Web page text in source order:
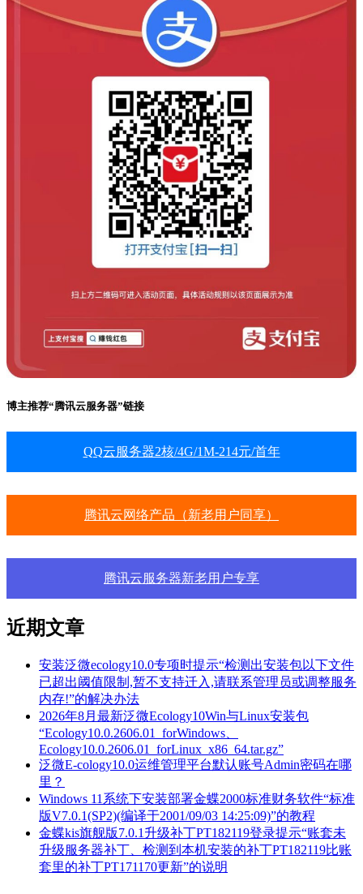
博主推荐“腾讯云服务器”链接
QQ云服务器2核/4G/1M-214元/首年
腾讯云网络产品（新老用户同享）
腾讯云服务器新老用户专享
近期文章
安装泛微ecology10.0专项时提示“检测出安装包以下文件
已超出阈值限制,暂不支持迁入,请联系管理员或调整服务
内存!”的解决办法
2026年8月最新泛微Ecology10Win与Linux安装包
“Ecology10.0.2606.01_forWindows、
Ecology10.0.2606.01_forLinux_x86_64.tar.gz”
泛微E-cology10.0运维管理平台默认账号Admin密码在哪
里？
Windows 11系统下安装部署金蝶2000标准财务软件“标准
版V7.0.1(SP2)(编译于2001/09/03 14:25:09)”的教程
金蝶kis旗舰版7.0.1升级补丁PT182119登录提示“账套未
升级服务器补丁、检测到本机安装的补丁PT182119比账
套里的补丁PT171170更新”的说明